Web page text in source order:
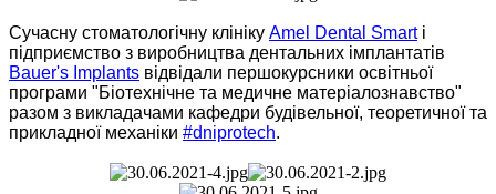
Сучасну стоматологічну клініку Amel Dental Smartі
підприємство з виробництва дентальних імплантатів
Bauer's Implants відвідали першокурсники освітньої
програми "Біотехнічне та медичне матеріалознавство"
разом з викладачами кафедри будівельної, теоретичної та
прикладної механіки #dniprotech.